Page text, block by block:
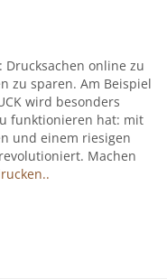
Drucksachen online zu
zu sparen. Am Beispiel
wird besonders
funktionieren hat: mit
und einem riesigen
Machen